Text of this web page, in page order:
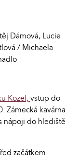
Dámová, Lucie
/ Michaela
Kozel,vstup do
Zámecká kavárna
nápoji do hlediště
začátkem